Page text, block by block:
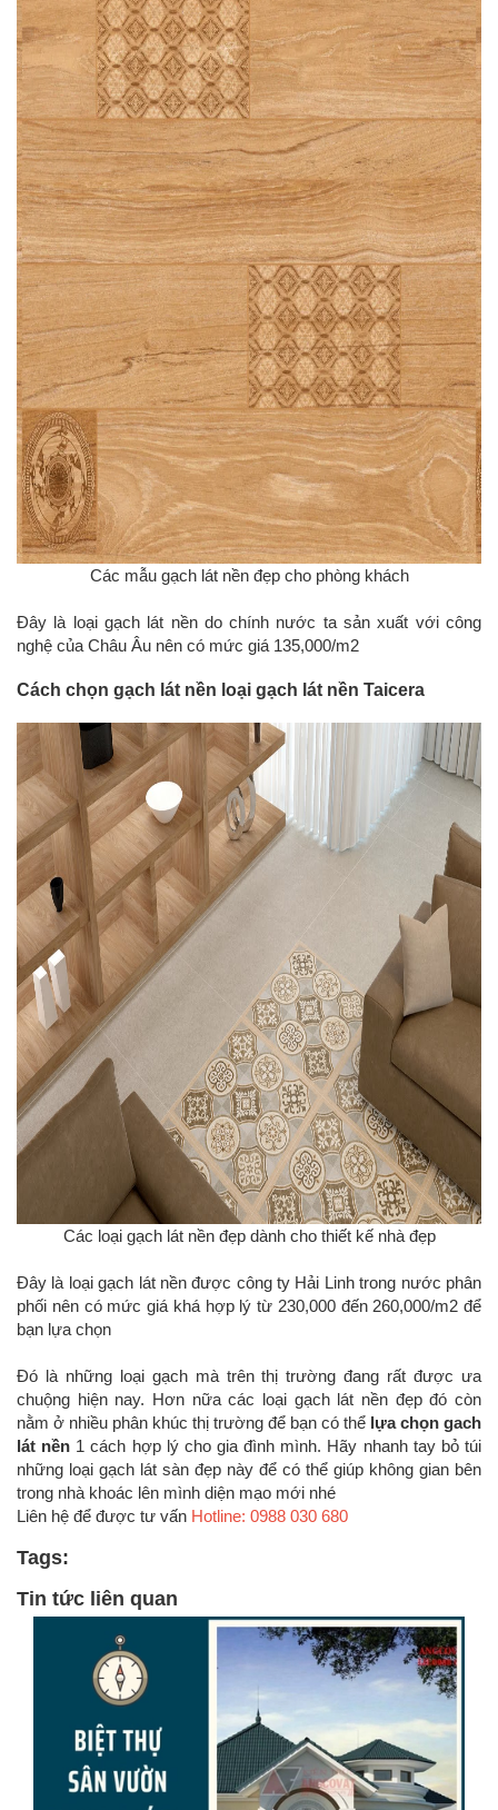
Các mẫu gạch lát nền đẹp cho phòng khách
Đây là loại gạch lát nền do chính nước ta sản xuất với công
nghệ của Châu Âu nên có mức giá 135,000/m2
Cách chọn gạch lát nền loại gạch lát nền Taicera
Các loại gạch lát nền đẹp dành cho thiết kế nhà đẹp
Đây là loại gạch lát nền được công ty Hải Linh trong nước phân
phối nên có mức giá khá hợp lý từ 230,000 đến 260,000/m2 để
bạn lựa chọn
Đó là những loại gạch mà trên thị trường đang rất được ưa
chuộng hiện nay. Hơn nữa các loại gạch lát nền đẹp đó còn
nằm ở nhiều phân khúc thị trường để bạn có thể lựa chọn gach
lát nền 1 cách hợp lý cho gia đình mình. Hãy nhanh tay bỏ túi
những loại gạch lát sàn đẹp này để có thể giúp không gian bên
trong nhà khoác lên mình diện mạo mới nhé
Liên hệ để được tư vấn Hotline: 0988 030 680
Tags:
Tin tức liên quan